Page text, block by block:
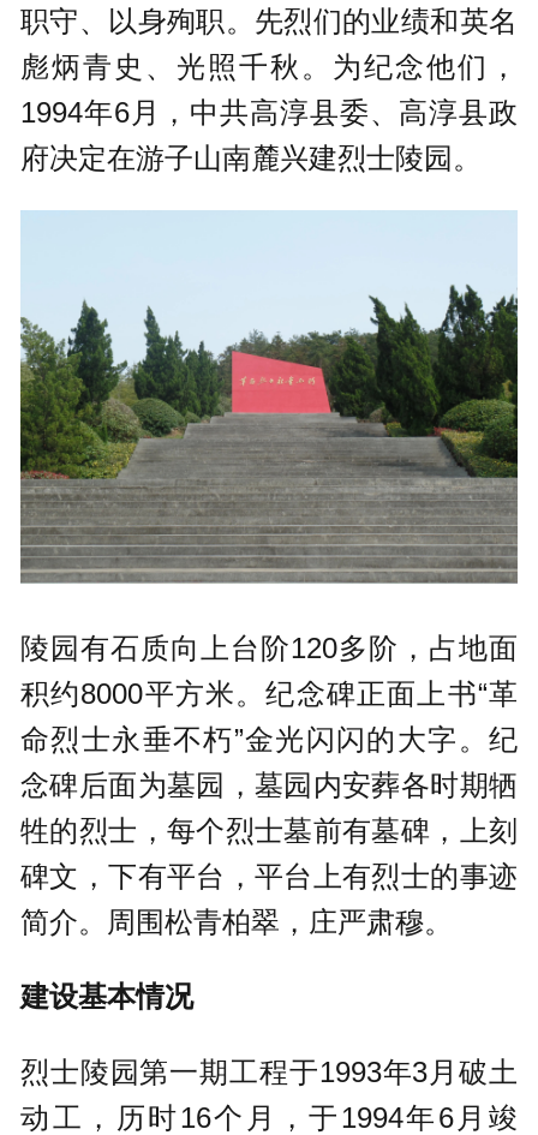
职守、以身殉职。先烈们的业绩和英名
彪炳青史、光照千秋。为纪念他们，
1994年6月，中共高淳县委、高淳县政
府决定在游子山南麓兴建烈士陵园。
陵园有石质向上台阶120多阶，占地面
积约8000平方米。纪念碑正面上书“革
命烈士永垂不朽”金光闪闪的大字。纪
念碑后面为墓园，墓园内安葬各时期牺
牲的烈士，每个烈士墓前有墓碑，上刻
碑文，下有平台，平台上有烈士的事迹
简介。周围松青柏翠，庄严肃穆。
建设基本情况
烈士陵园第一期工程于1993年3月破土
动工，历时16个月，于1994年6月竣